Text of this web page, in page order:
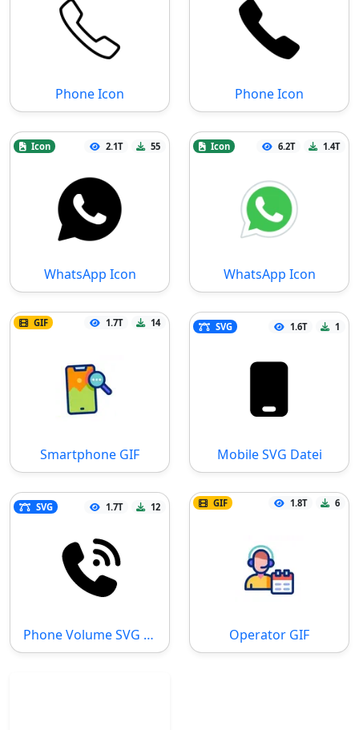
Phone Icon Phone Icon
Icon 2.1T 55
WhatsApp Icon
Icon 6.2T 1.4T
WhatsApp Icon
GIF 1.7T 14
Smartphone GIF
SVG 1.6T 1
Mobile SVG Datei
SVG 1.7T 12
Phone Volume SVG Datei
GIF 1.8T 6
Operator GIF